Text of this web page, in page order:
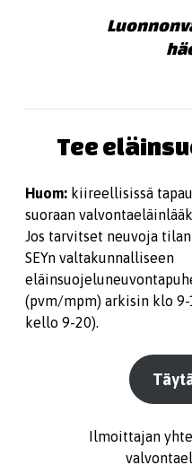
Tee
Huom: kiireellisissä
suoraan
Jos tarvitset neuvoja
SEYn valtakunnalliseen
(pvm/mpm) arkisin klo 9-
kello 9-20).
Ilmoittajan